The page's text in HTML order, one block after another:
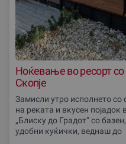
Ноќевање во ресорт
Скопjе
Замисли утро исполнето
на реката и вкусен
„Блиску до Градот“ со
удобни куќички, веднаш до